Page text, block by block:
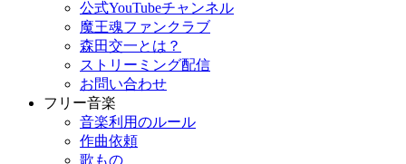
公式YouTubeチャンネル
魔王魂ファンクラブ
森田交一とは？
ストリーミング配信
お問い合わせ
フリー音楽
音楽利用のルール
作曲依頼
歌もの